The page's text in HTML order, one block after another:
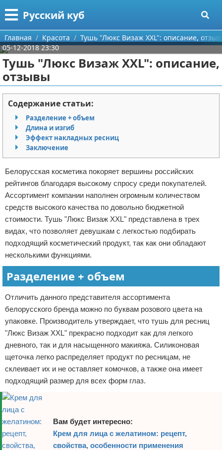
Русский куб
Меню
Главная
Категории
Программирование
Бизнес
Красота
Мода
Отношения
Самосовершенствование
Финансы
Поиск
О проекте
Контакты
Сотрудничество
Размещение рекламы
Для правообладателей
Условия предоставления информации
Отказ от ответственности
Главная Красота
Тушь "Люкс Визаж XXL": описание,
05-12-2018 23:30
Тушь "Люкс Визаж XXL": описание,
отзывы
Содержание статьи:
Разделение + объем
Длина и изгиб
Эффект накладных ресниц
Заключение
Белорусская косметика покоряет вершины российских
рейтингов благодаря высокому спросу среди покупателей.
Ассортимент компании наполнен огромным количеством
средств высокого качества по довольно бюджетной
стоимости. Тушь "Люкс Визаж XXL" представлена в трех
видах, что позволяет девушкам с легкостью подбирать
подходящий косметический продукт, так как они обладают
несколькими функциями.
Разделение + объем
Отличить данного представителя ассортимента
белорусского бренда можно по буквам розового цвета на
упаковке. Производитель утверждает, что тушь для ресниц
"Люкс Визаж XXL" прекрасно подходит как для легкого
дневного, так и для насыщенного макияжа. Силиконовая
щеточка легко распределяет продукт по ресницам, не
склеивает их и не оставляет комочков, а также она имеет
подходящий размер для всех форм глаз.
Вам будет интересно:
Крем для лица с желатином: рецепт,
свойства, особенности применения